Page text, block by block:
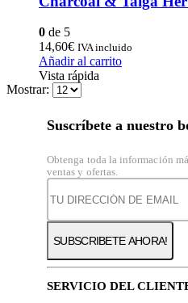
0 de 5
14,60€ IVA incluido
Añadir al carrito
Vista rápida
Mostrar:
Suscríbete a nuestro
Obtenga toda la información
ventas y ofertas.
SERVICIO DEL